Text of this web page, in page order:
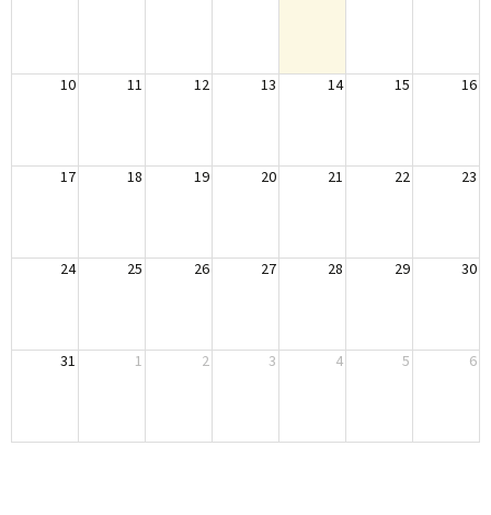
10 11 12 13 14 15 16
17 18 19 20 21 22 23
24 25 26 27 28 29 30
31 1 2 3 4 5 6